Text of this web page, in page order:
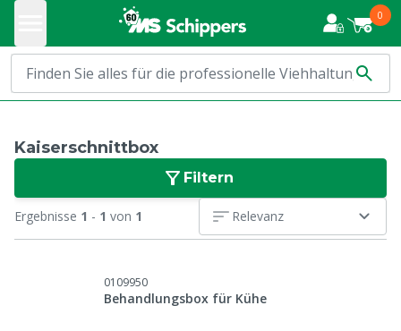
0
Kaiserschnittbox
Filtern
Ergebnisse 1 - 1 von 1 Relevanz
0109950
Behandlungsbox für Kühe